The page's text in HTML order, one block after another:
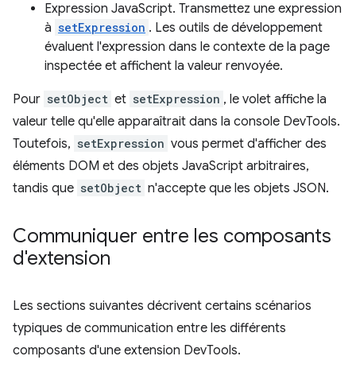
Expression JavaScript. Transmettez une expression
à setExpression . Les outils de développement
évaluent l'expression dans le contexte de la page
inspectée et affichent la valeur renvoyée.
Pour setObject et setExpression , le volet affiche la
valeur telle qu'elle apparaîtrait dans la console DevTools.
Toutefois, setExpression vous permet d'afficher des
éléments DOM et des objets JavaScript arbitraires,
tandis que setObject n'accepte que les objets JSON.
Communiquer entre les composants
d'extension
Les sections suivantes décrivent certains scénarios
typiques de communication entre les différents
composants d'une extension DevTools.